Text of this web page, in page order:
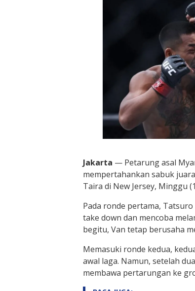
Jakarta — Petarung asal
mempertahankan sabuk
Taira di New Jersey, Minggu
Pada ronde pertama,
take down dan mencoba
begitu, Van tetap berusaha
Memasuki ronde kedua,
awal laga. Namun, setelah
membawa pertarungan ke